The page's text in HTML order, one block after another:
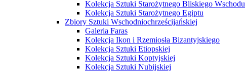
Kolekcja Sztuki Starożytnego Bliskiego Wschodu
Kolekcja Sztuki Starożytnego Egiptu
Zbiory Sztuki Wschodniochrześcijańskiej
Galeria Faras
Kolekcja Ikon i Rzemiosła Bizantyjskiego
Kolekcja Sztuki Etiopskiej
Kolekcja Sztuki Koptyjskiej
Kolekcja Sztuki Nubijskiej